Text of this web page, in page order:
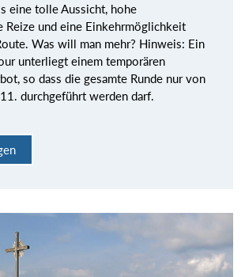
eine tolle Aussicht, hohe
Reize und eine Einkehrmöglichkeit
Was will man mehr? Hinweis: Ein
unterliegt einem temporären
so dass die gesamte Runde nur von
durchgeführt werden darf.